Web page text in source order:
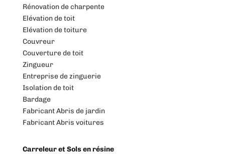
Rénovation de charpente
Elévation de toit
Elévation de toiture
Couvreur
Couverture de toit
Zingueur
Entreprise de zinguerie
Isolation de toit
Bardage
Fabricant Abris de jardin
Fabricant Abris voitures
Carreleur et Sols en résine